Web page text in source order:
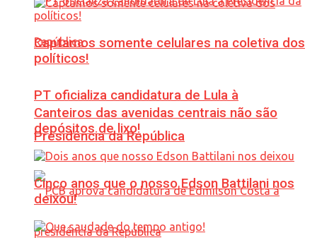
PT oficializa candidatura de Lula à
Presidência da República
Captamos somente celulares na coletiva dos
políticos!
Canteiros das avenidas centrais não são
depósitos de lixo!
Cinco anos que o nosso Edson Battilani nos
deixou!